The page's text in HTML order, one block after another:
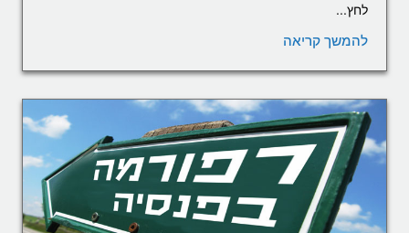
לחץ...
להמשך קריאה